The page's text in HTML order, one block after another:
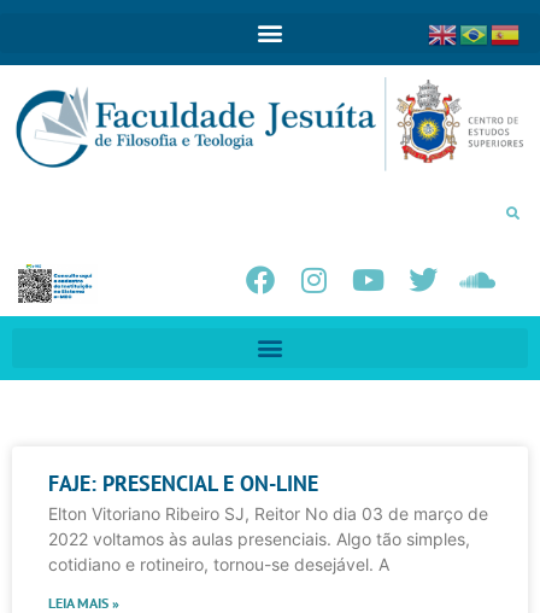
FAJE: PRESENCIAL E ON-LINE
Elton Vitoriano Ribeiro SJ, Reitor No dia 03 de março de
2022 voltamos às aulas presenciais. Algo tão simples,
cotidiano e rotineiro, tornou-se desejável. A
LEIA MAIS »